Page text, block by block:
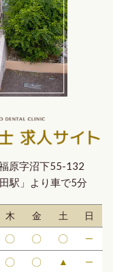
原字沼下55-132
駅」より車で5分
木 金 土 日
〇 〇 〇 ─
〇 〇 ▲ ─